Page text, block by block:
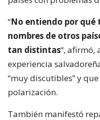
“No entiendo por
nombres de otros
tan distintas“, afirmó,
experiencia
“muy discutibles” y
polarización.
También manifestó